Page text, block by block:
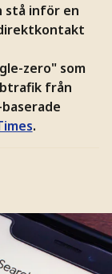
stå inför en
zero" som
från
.